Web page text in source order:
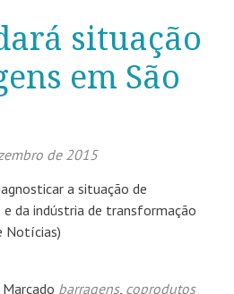
situação
em São
de 2015
a situação de
e da indústria de transformação
Notícias)
Marcado barragens, coprodutos